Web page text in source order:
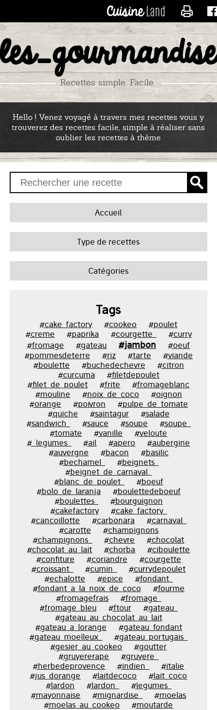
Recettes simple. Facile
Hello ! Venez voyagé à travers mes recettes vous y
trouverez des recettes facile, simple à réaliser sans
oublier les recettes à thème
Accueil
Type de recettes
Catégories
Tags
#cake_factory #cookeo
#poulet
#creme
#paprika #courgette_
#curry
#fromage
#gateau #jambon
#oeuf
#pommesdeterre
#riz #tarte
#viande
#boulette
#buchedechevre
#citron
#curcuma
#filetdepoulet
#filet_de_poulet
#frite
#fromageblanc
#mouline
#noix_de_coco
#oignon
#orange
#poivron
#pulpe_de_tomate
#quiche
#saintagur
#salade
#sandwich_
#sauce #soupe
#soupe_
#tomate
#vanille
#veloute
#_legumes_
#ail #apero
#aubergine
#auvergne
#bacon
#basilic
#bechamel_
#beignets_
#beignet_de_carnaval_
#blanc_de_poulet_
#boeuf
#bolo_de_laranja
#boulettedeboeuf
#boulettes_
#bourguignon
#cakefactory
#cake_factory_
#cancoillotte
#carbonara
#carnaval_
#carotte
#champignons
#champignons_
#chevre
#chocolat
#chocolat_au_lait
#chorba
#ciboulette
#confiture
#coriandre
#courgette
#croissant_
#cumin_
#currydepoulet
#echalotte
#epice
#fondant_
#fondant_a_la_noix_de_coco
#fourme
#fromagefrais
#fromage_
#fromage_bleu
#ftour
#gateau_
#gateau_au_chocolat_au_lait
#gateau_a_lorange
#gateau_fondant
#gateau_moelleux_
#gateau_portugais_
#gesier_au_cookeo
#goutter
#gruyererape
#gruyere_
#herbedeprovence
#indien_
#italie
#jus_dorange
#laitdecoco
#lait_coco
#lardon
#lardon_
#legumes_
#mayonnaise
#mignardise_
#moelas
#moelas_au_cookeo
#moutarde
CONTACTER